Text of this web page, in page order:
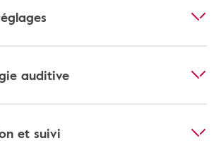
auditive
et suivi